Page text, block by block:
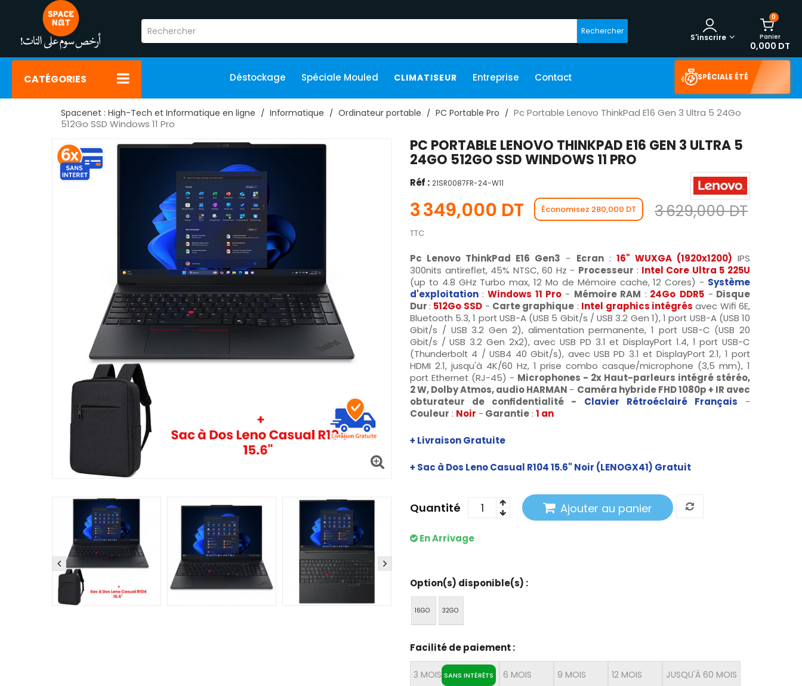
Rechercher
0
Panier
0,000 DT
S'inscrire
CATÉGORIES Déstockage Spéciale Mouled CLIMATISEUR Entreprise Contact SPÉCIALE ÉTÉ
Spacenet : High-Tech et Informatique en ligne Informatique Ordinateur portable PC Portable Pro
Pc Portable Lenovo ThinkPad E16 Gen 3 Ultra 5 24Go
512Go SSD Windows 11 Pro
PC PORTABLE LENOVO THINKPAD E16 GEN 3 ULTRA 5
24GO 512GO SSD WINDOWS 11 PRO
Réf : 21SR0087FR-24-W11
3 349,000 DT Économisez 280,000 DT 3 629,000 DT
TTC
Pc Lenovo ThinkPad E16 Gen3 - Ecran: 16" WUXGA (1920x1200) IPS
300nits antireflet, 45% NTSC, 60 Hz - Processeur : Intel Core Ultra 5 225U
(up to 4.8 GHz Turbo max, 12 Mo de Mémoire cache, 12 Cores) - Système
d'exploitation :Windows 11 Pro - Mémoire RAM : 24Go DDR5 - Disque
Dur : 512Go SSD - Carte graphique : Intel graphics intégrés avec Wifi 6E,
Bluetooth 5.3, 1 port USB-A (USB 5 Gbit/s / USB 3.2 Gen 1), 1 port USB-A (USB 10
Gbit/s / USB 3.2 Gen 2), alimentation permanente, 1 port USB-C (USB 20
Gbit/s / USB 3.2 Gen 2x2), avec USB PD 3.1 et DisplayPort 1.4, 1 port USB-C
(Thunderbolt 4 / USB4 40 Gbit/s), avec USB PD 3.1 et DisplayPort 2.1, 1 port
HDMI 2.1, jusqu'à 4K/60 Hz, 1 prise combo casque/microphone (3,5 mm), 1
port Ethernet (RJ-45) - Microphones - 2x Haut-parleurs intégré stéréo,
2 W, Dolby Atmos, audio HARMAN - Caméra hybride FHD 1080p + IR avec
obturateur de confidentialité - Clavier Rétroéclairé Français -
Couleur : Noir - Garantie : 1 an
+ Livraison Gratuite
+ Sac à Dos Leno Casual R104 15.6" Noir (LENOGX41) Gratuit
Quantité Ajouter au panier
En Arrivage
Option(s) disponible(s) :
16GO 32GO
Facilité de paiement :
3 MOIS SANS INTÉRÊTS 6 MOIS 9 MOIS 12 MOIS JUSQU'À 60 MOIS